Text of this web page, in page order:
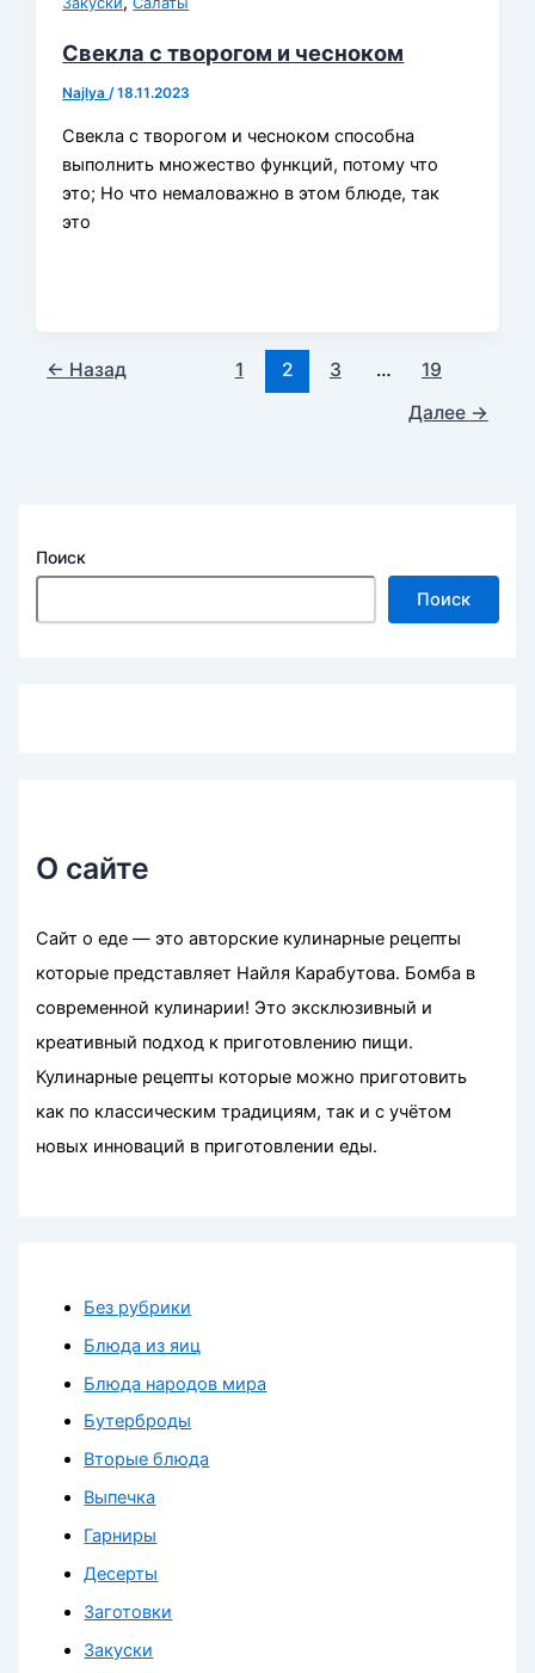
Свекла с творогом и чесноком
Najlya/18.11.2023
Свекла с творогом и чесноком способна
выполнить множество функций, потому что
это; Но что немаловажно в этом блюде, так
это
← Назад 1 2 3 …
19
Далее →
Поиск
Поиск
О сайте
Сайт о еде — это авторские кулинарные рецепты
которые представляет Найля Карабутова. Бомба в
современной кулинарии! Это эксклюзивный и
креативный подход к приготовлению пищи.
Кулинарные рецепты которые можно приготовить
как по классическим традициям, так и с учётом
новых инноваций в приготовлении еды.
Без рубрики
Блюда из яиц
Блюда народов мира
Бутерброды
Вторые блюда
Выпечка
Гарниры
Десерты
Заготовки
Закуски